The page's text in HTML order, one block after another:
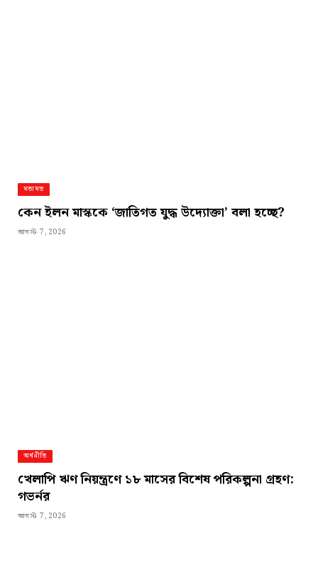
মতামত
কেন ইলন মাস্ককে ‘জাতিগত যুদ্ধ উদ্যোক্তা’ বলা হচ্ছে?
আগস্ট 7, 2026
অর্থনীতি
খেলাপি ঋণ নিয়ন্ত্রণে ১৮ মাসের বিশেষ পরিকল্পনা গ্রহণ:
গভর্নর
আগস্ট 7, 2026